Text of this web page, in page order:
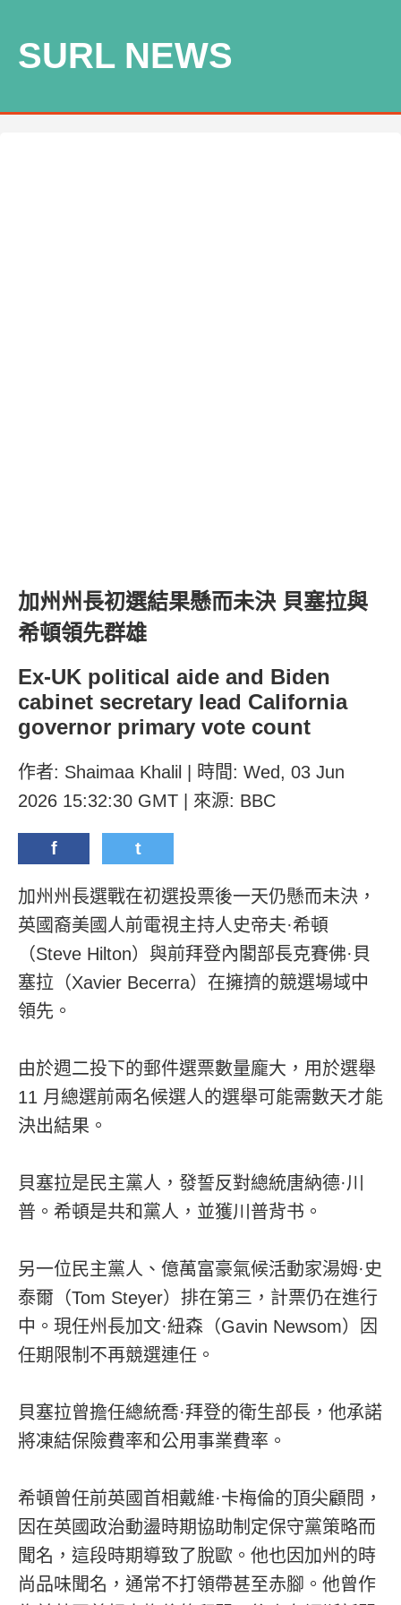
SURL NEWS
加州州長初選結果懸而未決 貝塞拉與
希頓領先群雄
Ex-UK political aide and Biden
cabinet secretary lead California
governor primary vote count
作者: Shaimaa Khalil | 時間: Wed, 03 Jun
2026 15:32:30 GMT | 來源: BBC
f t
加州州長選戰在初選投票後一天仍懸而未決，
英國裔美國人前電視主持人史帝夫·希頓
（Steve Hilton）與前拜登內閣部長克賽佛·貝
塞拉（Xavier Becerra）在擁擠的競選場域中
領先。
由於週二投下的郵件選票數量龐大，用於選舉
11 月總選前兩名候選人的選舉可能需數天才能
決出結果。
貝塞拉是民主黨人，發誓反對總統唐納德·川
普。希頓是共和黨人，並獲川普背书。
另一位民主黨人、億萬富豪氣候活動家湯姆·史
泰爾（Tom Steyer）排在第三，計票仍在進行
中。現任州長加文·紐森（Gavin Newsom）因
任期限制不再競選連任。
貝塞拉曾擔任總統喬·拜登的衛生部長，他承諾
將凍結保險費率和公用事業費率。
希頓曾任前英國首相戴維·卡梅倫的頂尖顧問，
因在英國政治動盪時期協助制定保守黨策略而
聞名，這段時期導致了脫歐。他也因加州的時
尚品味聞名，通常不打領帶甚至赤腳。他曾作